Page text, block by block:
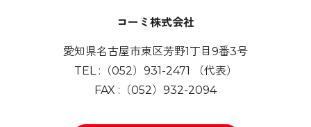
コーミ株式会社
愛知県名古屋市東区芳野1丁目9番3号
TEL : （052）931-2471
（代表）
FAX : （052）932-2094